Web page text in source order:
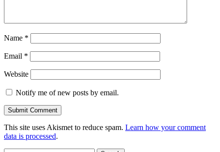
Name *
Email *
Website
Notify me of new posts by email.
This site uses Akismet to reduce spam. Learn how your comment
data is processed.